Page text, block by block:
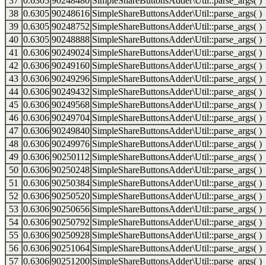
38 0.6305 90248616 SimpleShareButtonsAdder\Util::parse_args( )
39 0.6305 90248752 SimpleShareButtonsAdder\Util::parse_args( )
40 0.6305 90248888 SimpleShareButtonsAdder\Util::parse_args( )
41
0.6306 90249024 SimpleShareButtonsAdder\Util::parse_args( )
42 0.6306 90249160 SimpleShareButtonsAdder\Util::parse_args( )
43 0.6306 90249296 SimpleShareButtonsAdder\Util::parse_args( )
44 0.6306 90249432 SimpleShareButtonsAdder\Util::parse_args( )
45 0.6306 90249568 SimpleShareButtonsAdder\Util::parse_args( )
46 0.6306 90249704 SimpleShareButtonsAdder\Util::parse_args( )
47 0.6306 90249840 SimpleShareButtonsAdder\Util::parse_args( )
48 0.6306 90249976 SimpleShareButtonsAdder\Util::parse_args( )
49 0.6306 90250112 SimpleShareButtonsAdder\Util::parse_args( )
50 0.6306 90250248 SimpleShareButtonsAdder\Util::parse_args( )
51
0.6306 90250384 SimpleShareButtonsAdder\Util::parse_args( )
52 0.6306 90250520 SimpleShareButtonsAdder\Util::parse_args( )
53 0.6306 90250656 SimpleShareButtonsAdder\Util::parse_args( )
54 0.6306 90250792 SimpleShareButtonsAdder\Util::parse_args( )
55 0.6306 90250928 SimpleShareButtonsAdder\Util::parse_args( )
56 0.6306 90251064 SimpleShareButtonsAdder\Util::parse_args( )
57 0.6306 90251200 SimpleShareButtonsAdder\Util::parse_args( )